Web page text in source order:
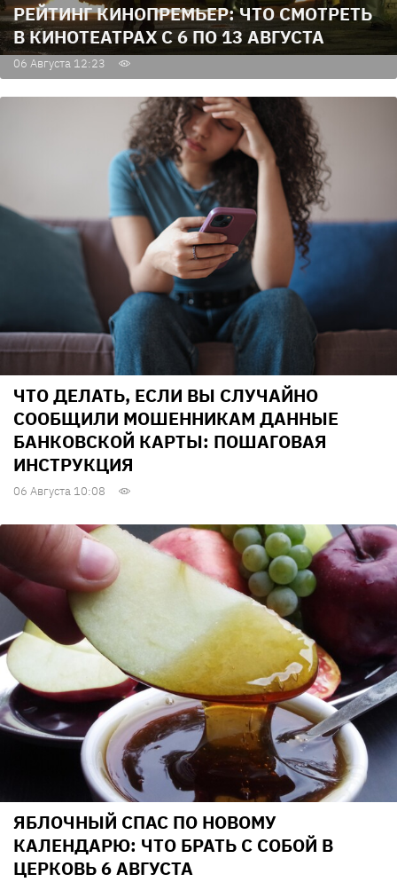
РЕЙТИНГ КИНОПРЕМЬЕР: ЧТО СМОТРЕТЬ
В КИНОТЕАТРАХ С 6 ПО 13 АВГУСТА
06 Августа 12:23
ЧТО ДЕЛАТЬ, ЕСЛИ ВЫ СЛУЧАЙНО
СООБЩИЛИ МОШЕННИКАМ ДАННЫЕ
БАНКОВСКОЙ КАРТЫ: ПОШАГОВАЯ
ИНСТРУКЦИЯ
06 Августа 10:08
ЯБЛОЧНЫЙ СПАС ПО НОВОМУ
КАЛЕНДАРЮ: ЧТО БРАТЬ С СОБОЙ В
ЦЕРКОВЬ 6 АВГУСТА